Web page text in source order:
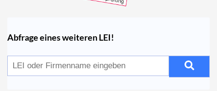
Abfrage eines weiteren LEI!